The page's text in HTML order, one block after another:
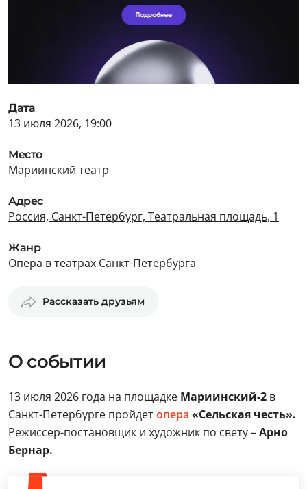
Дата
13 июля 2026, 19:00
Место
Мариинский театр
Адрес
Россия, Санкт-Петербург, Театральная площадь, 1
Жанр
Опера в театрах Санкт-Петербурга
Рассказать друзьям
О событии
13 июля 2026 года на площадке Мариинский-2 в
Санкт-Петербурге пройдетопера «Сельская честь».
Режиссер-постановщик и художник по свету –Aрно
Бернар.